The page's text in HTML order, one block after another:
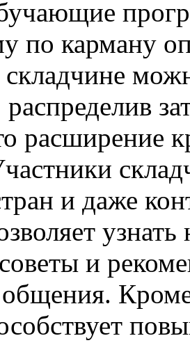
по карману
складчине
расширение
и даже
и